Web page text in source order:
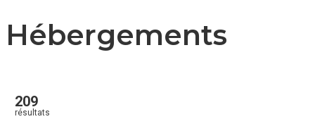
Hébergements
209
résultats